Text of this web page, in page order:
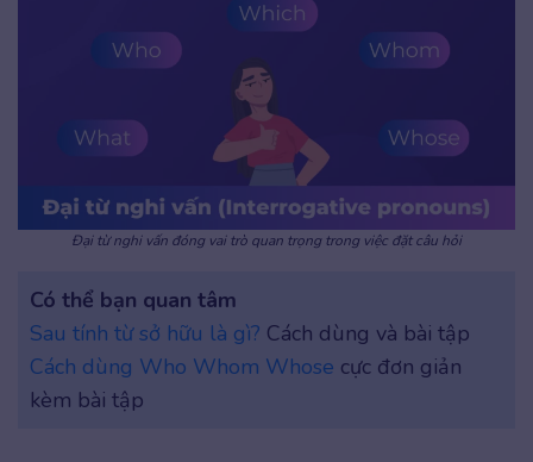
Đại từ nghi vấn đóng vai trò quan trọng trong việc đặt câu hỏi
Có thể bạn quan tâm
Sau tính từ sở hữu là gì? Cách dùng và bài tập
Cách dùng Who Whom Whose cực đơn giản
kèm bài tập